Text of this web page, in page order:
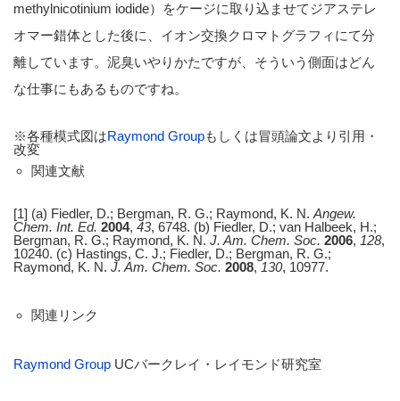
methylnicotinium iodide）をケージに取り込ませてジアステレ
オマー錯体とした後に、イオン交換クロマトグラフィにて分
離しています。泥臭いやりかたですが、そういう側面はどん
な仕事にもあるものですね。
※各種模式図はRaymond Groupもしくは冒頭論文より引用・
改変
関連文献
[1] (a) Fiedler, D.; Bergman, R. G.; Raymond, K. N. Angew.
Chem. Int. Ed. 2004, 43, 6748. (b) Fiedler, D.; van Halbeek, H.;
Bergman, R. G.; Raymond, K. N. J. Am. Chem. Soc. 2006, 128,
10240. (c) Hastings, C. J.; Fiedler, D.; Bergman, R. G.;
Raymond, K. N. J. Am. Chem. Soc. 2008, 130, 10977.
関連リンク
Raymond Group UCバークレイ・レイモンド研究室